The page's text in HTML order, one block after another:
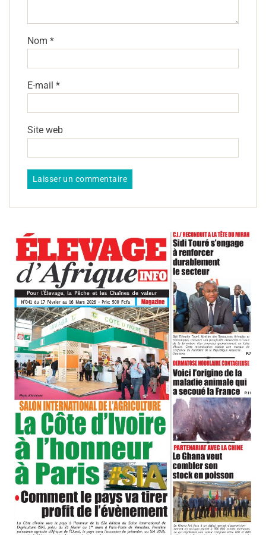
Nom *
E-mail *
Site web